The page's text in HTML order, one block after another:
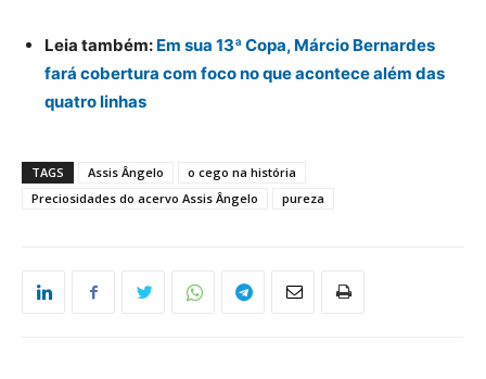
Leia também: Em sua 13ª Copa, Márcio Bernardes
fará cobertura com foco no que acontece além das
quatro linhas
TAGS Assis Ângelo
o cego na história
Preciosidades do acervo Assis Ângelo
pureza